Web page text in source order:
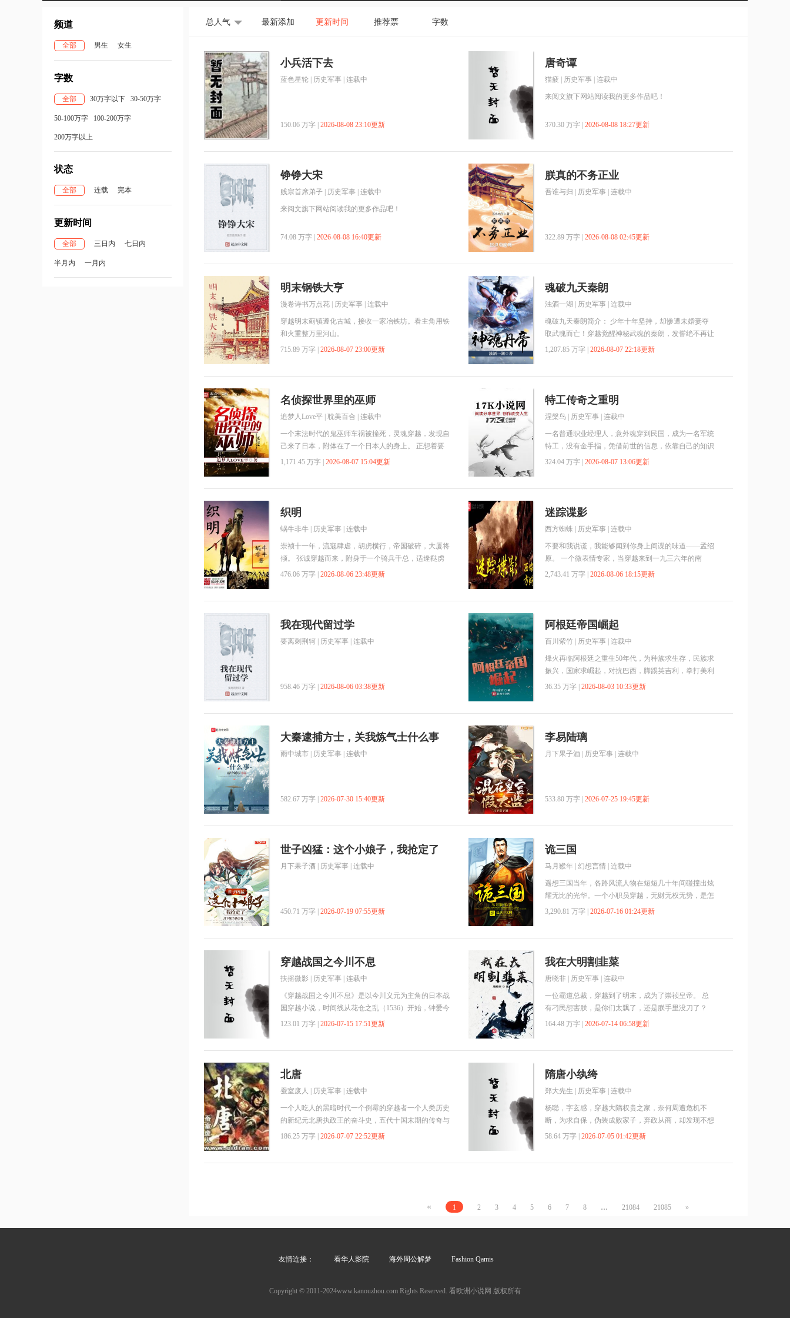
频道
全部 男生 女生
字数
全部 30万字以下 30-50万字
50-100万字 100-200万字
200万字以上
状态
全部 连载 完本
更新时间
全部 三日内 七日内
半月内 一月内
总人气 最新添加 更新时间 推荐票 字数
小兵活下去
蓝色星轮 历史军事 | 连载中
150.06 万字 | 2026-08-08 23:10更新
唐奇谭
猫疲 历史军事 | 连载中
来阅文旗下网站阅读我的更多作品吧！
370.30 万字 | 2026-08-08 18:27更新
铮铮大宋
贱宗首席弟子 历史军事 | 连载中
来阅文旗下网站阅读我的更多作品吧！
74.08 万字 | 2026-08-08 16:40更新
朕真的不务正业
吾谁与归 历史军事 | 连载中
322.89 万字 | 2026-08-08 02:45更新
明末钢铁大亨
漫卷诗书万点花 历史军事 | 连载中
穿越明末蓟镇遵化古城，接收一家冶铁坊。看主角用铁
和火重整万里河山。
715.89 万字 |
2026-08-07 23:00更新
魂破九天秦朗
浊酒一湖 历史军事 | 连载中
魂破九天秦朗简介： 少年十年坚持，却惨遭未婚妻夺
取武魂而亡！穿越觉醒神秘武魂的秦朗，发誓绝不再让
别人左右自己的命运！自己要疯狂修炼，破碎未婚妻的
无弹窗广告清爽在线阅读体验！
1,207.85 万字 | 2026-08-07 22:18更新
名侦探世界里的巫师
追梦人Love平 耽美百合 | 连载中
一个末法时代的鬼巫师车祸被撞死，灵魂穿越，发现自
己来了日本，附体在了一个日本人的身上。 正想着要
在日本闯出一个名堂来，结果顺手拿起一份报纸扫了一
的故事…… PS：作者菌另外有完本作品《炼鬼修仙》
653万字，《邪道鬼尊》365万字，《我的机械章鱼》
218万字。闲着无聊的朋友们，可以去看下。 好吧，还
有一本《最后的修仙者》，此书被封中，所以无视掉
吧…… 群号：512240405，已满~二群：670934518
1,171.45 万字 | 2026-08-07 15:04更新
特工传奇之重明
涅槃鸟 历史军事 | 连载中
一名普通职业经理人，意外魂穿到民国，成为一名军统
特工，没有金手指，凭借前世的信息，依靠自己的知识
并不断地学习、成长，在风云变幻的时代中为国家，为
324.04 万字 | 2026-08-07 13:06更新
织明
蜗牛非牛 历史军事 | 连载中
崇祯十一年，流寇肆虐，胡虏横行，帝国破碎，大厦将
倾。 张诚穿越而来，附身于一个骑兵千总，适逢鞑虏
入寇，奉命随督臣卢象升入卫京畿。 且看张诚如何力
476.06 万字 | 2026-08-06 23:48更新
迷踪谍影
西方蜘蛛 历史军事 | 连载中
不要和我说谎，我能够闻到你身上间谍的味道——孟绍
原。 一个微表情专家，当穿越来到一九三六年的南
京，成为一名军统特工，他确定，自己能够改变很多东
2,743.41 万字 | 2026-08-06 18:15更新
我在现代留过学
要离刺荆轲 历史军事 | 连载中
958.46 万字 | 2026-08-06 03:38更新
阿根廷帝国崛起
百川紫竹 历史军事 | 连载中
烽火再临阿根廷之重生50年代，为种族求生存，民族求
振兴，国家求崛起，对抗巴西，脚踢英吉利，拳打美利
坚，成为世界第五极，屹立于世界国家之林。
36.35 万字 | 2026-08-03 10:33更新
大秦逮捕方士，关我炼气士什么事
雨中城市 历史军事 | 连载中
582.67 万字 | 2026-07-30 15:40更新
李易陆璃
月下果子酒 历史军事 | 连载中
533.80 万字 | 2026-07-25 19:45更新
世子凶猛：这个小娘子，我抢定了
月下果子酒 历史军事 | 连载中
450.71 万字 | 2026-07-19 07:55更新
诡三国
马月猴年 幻想言情 | 连载中
遥想三国当年，各路风流人物在短短几十年间碰撞出炫
耀无比的光华。一个小职员穿越，无财无权无势，是怎
样在三国各路牛人间走出自己的道路？枭雄还是英雄，
起来见一见大乔小乔的呆萌…… 推荐地址：
http://www.yqxs.cc/html/90/90846/index.html 推荐阅读：
最强黑科技、末世也疯狂、圣龙之灾：重启的命运转
轮、氏族崛起、错身反串、分封深渊、混乱时代之末
世、双笙诀、超能之水神传说、穿越之我是比干 各位
书友要是觉得《诡三国》还不错的话请不要忘记向您
3,290.81 万字 | 2026-07-16 01:24更新
穿越战国之今川不息
扶摇微影 历史军事 | 连载中
《穿越战国之今川不息》是以今川义元为主角的日本战
国穿越小说，时间线从花仓之乱（1536）开始，钟爱今
川家的作者想写这本书已经很久了。本作是全新独立的
123.01 万字 | 2026-07-15 17:51更新
我在大明割韭菜
唐晓非 历史军事 | 连载中
一位霸道总裁，穿越到了明末，成为了崇祯皇帝。 总
有刁民想害朕，是你们太飘了，还是朕手里没刀了？
韭菜！都是韭菜！朕要割东南的韭菜！割建奴的韭菜！
164.48 万字 | 2026-07-14 06:58更新
北唐
蚕室废人 历史军事 | 连载中
一个人吃人的黑暗时代一个倒霉的穿越者一个人类历史
的新纪元北唐执政王的奋斗史，五代十国末期的传奇与
梦想
186.25 万字 | 2026-07-07 22:52更新
隋唐小纨绔
郑大先生 历史军事 | 连载中
杨聪，字玄感，穿越大隋权贵之家，奈何周遭危机不
断，为求自保，伪装成败家子，弃政从商，却发现不想
当皇帝的商人不是好医生。 多年后，杨聪望着昔日敌
58.64 万字 | 2026-07-05 01:42更新
« 1 2 3 4 5 6 7 8 ... 21084 21085 »
友情连接： 看华人影院 海外周公解梦 Fashion Qamis
Copyright © 2011-2024www.kanouzhou.com Rights Reserved. 看欧洲小说网 版权所有